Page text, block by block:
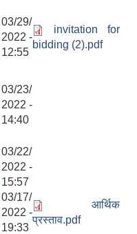
03/29/
2022 -
12:55
invitation for
bidding (2).pdf
03/23/
2022 -
14:40
03/22/
2022 -
15:57
03/17/
2022 -
19:33
आर्थिक
प्रस्ताव.pdf